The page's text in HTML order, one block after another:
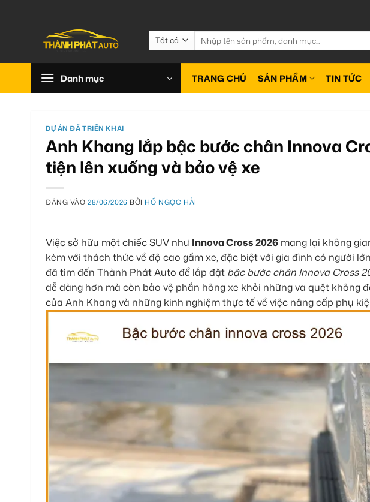
Tìm
kiếm:
Danh mục TRANG CHỦ SẢN PHẨM TIN TỨC
DỰ ÁN ĐÃ TRIỂN KHAI
Anh Khang lắp bậc bước chân Innova
tiện lên xuống và bảo vệ xe
ĐĂNG VÀO28/06/2026 BỞI HỒ NGỌC HẢI
Việc sở hữu một chiếc SUV như Innova Cross 2026 mang lại không
kèm với thách thức về độ cao gầm xe, đặc biệt với gia đình có người
đã tìm đến Thành Phát Auto để lắp đặt bậc bước chân Innova Cross
dễ dàng hơn mà còn bảo vệ phần hông xe khỏi những va quệt không
của Anh Khang và những kinh nghiệm thực tế về việc nâng cấp phụ